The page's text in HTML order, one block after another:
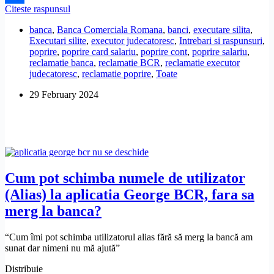
Share
Citeste raspunsul
poate
debloca
contul
de
salariu,
poprirea
banca, Banca Comerciala Romana, banci, executare silita,
Executari silite, executor judecatoresc, Intrebari si raspunsuri,
poprire, poprire card salariu, poprire cont, poprire salariu,
reclamatie banca, reclamatie BCR, reclamatie executor
judecatoresc, reclamatie poprire, Toate
29 February 2024
Cum pot schimba numele de utilizator
(Alias) la aplicatia George BCR, fara sa
merg la banca?
“Cum îmi pot schimba utilizatorul alias fără să merg la bancă am
sunat dar nimeni nu mă ajută”
Distribuie